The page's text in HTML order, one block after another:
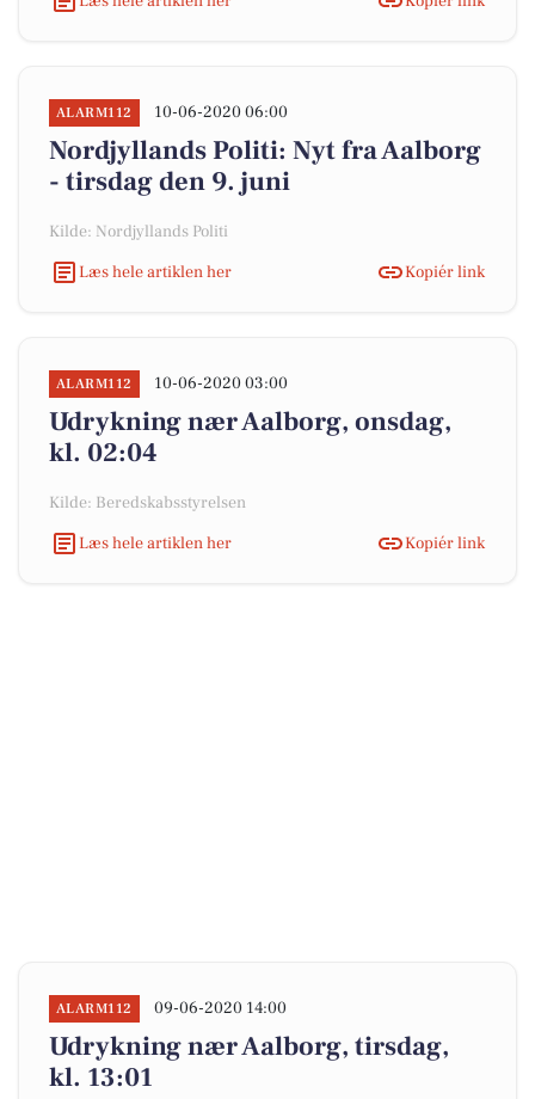
ALARM112 10-06-2020 06:00
Nordjyllands Politi: Nyt fra Aalborg
- tirsdag den 9. juni
Kilde: Nordjyllands Politi
Læs hele artiklen her
Kopiér link
ALARM112 10-06-2020 03:00
Udrykning nær Aalborg, onsdag,
kl. 02:04
Kilde: Beredskabsstyrelsen
Læs hele artiklen her
Kopiér link
ALARM112 09-06-2020 14:00
Udrykning nær Aalborg, tirsdag,
kl. 13:01